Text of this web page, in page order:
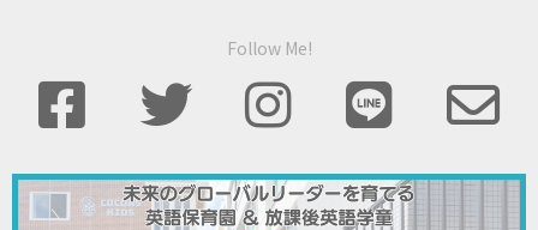
Follow Me!